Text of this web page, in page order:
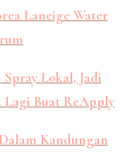
Laneige Water
Spray Lokal, Jadi
Lagi Buat ReApply
Kandungan